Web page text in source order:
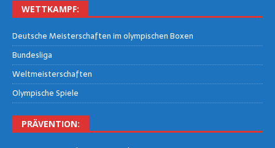
WETT­KAMPF:
Deut­sche Meis­ter­schaf­ten im olym­pi­schen Boxen
Bun­des­li­ga
Welt­meis­ter­schaf­ten
Olym­pi­sche Spiele
PRÄ­VEN­TI­ON: